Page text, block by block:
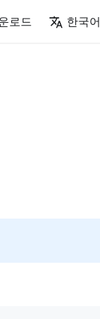
로드 한국어